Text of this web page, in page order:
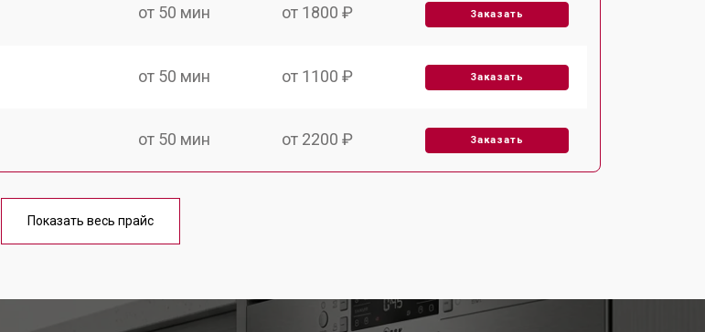
от 50 мин от 1800 ₽ Заказать
от 50 мин от 1100 ₽ Заказать
от 50 мин от 2200 ₽ Заказать
от 100 мин
Показать весь прайс